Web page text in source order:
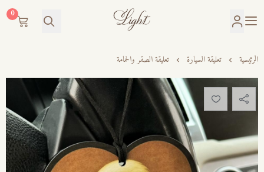
LIGHT
0
الرئيسية تعليقة السيارة تعليقة الصقر والحمامة